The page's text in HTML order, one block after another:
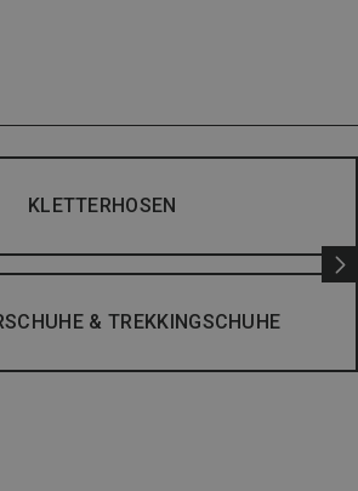
KLETTERHOSEN
& TREKKINGSCHUHE